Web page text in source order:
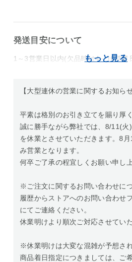
発送目安について
1～3営業日以内(欠品時は4～10営業
【大型連休の営業に関するお知らせ
平素は格別のお引き立てを賜り厚
誠に勝手ながら弊社では、8/11(
を休業とさせていただきます。8
み営業となります。
何卒ご了承の程宜しくお願い申し
※ご注文に関するお問い合わせに
履歴からストアへのお問い合わせ
にてご連絡ください。
休業明けより順次ご対応させてい
※休業明けは大変な混雑が予想され
商品着日指定につきましては、ご